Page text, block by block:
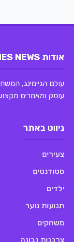
אודות IDANGAMES NEWS
עולם הגיימינג,
עומק ומאמרים
ניווט באתר
צעירים
סטודנטים
ילדים
תנועות נוער
משחקים
צרכנות נבונה